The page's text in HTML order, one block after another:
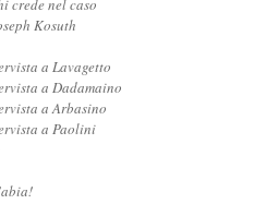
crede nel caso
Kosuth
a Lavagetto
a Dadamaino
a Arbasino
a Paolini